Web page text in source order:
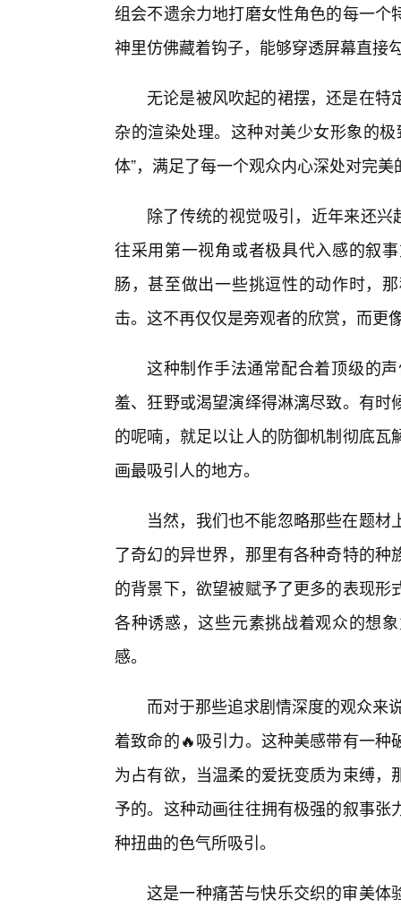
组会不遗余力地打磨女性角色的每一
神里仿佛藏着钩子，能够穿透屏幕直接
无论是被风吹起的裙摆，还是在
杂的渲染处理。这种对美少女形象的
体”，满足了每一个观众内心深处对完美
除了传统的视觉吸引，近年来还兴
往采用第一视角或者极具代入感的叙
肠，甚至做出一些挑逗性的动作时，
击。这不再仅仅是旁观者的欣赏，而更
这种制作手法通常配合着顶级的
羞、狂野或渴望演绎得淋漓尽致。有
的呢喃，就足以让人的防御机制彻底
画最吸引人的地方。
当然，我们也不能忽略那些在题
了奇幻的异世界，那里有各种奇特的
的背景下，欲望被赋予了更多的表现
各种诱惑，这些元素挑战着观众的想
感。
而对于那些追求剧情深度的观众来
着致命的🔥吸引力。这种美感带有一
为占有欲，当温柔的爱抚变质为束缚
予的。这种动画往往拥有极强的叙事
种扭曲的色气所吸引。
这是一种痛苦与快乐交织的审美体